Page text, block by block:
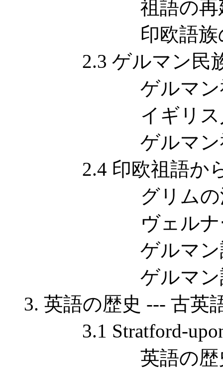
祖語の再
印欧語族の
2.3 ゲルマン民族
ゲルマン
イギリス人
ゲルマン祖
2.4 印欧祖語から
グリムの
ヴェルナー
ゲルマン語の
ゲルマン語の
3. 英語の歴史 --- 古英
3.1 Stratford-
英語の歴史の